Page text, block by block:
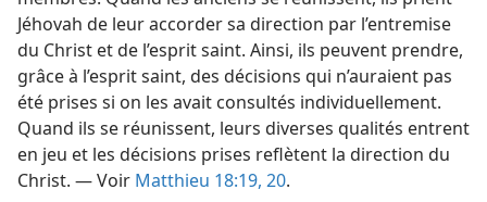
Jéhovah de leur accorder sa direction par l’entremise
du Christ et de l’esprit saint. Ainsi, ils peuvent prendre,
grâce à l’esprit saint, des décisions qui n’auraient pas
été prises si on les avait consultés individuellement.
Quand ils se réunissent, leurs diverses qualités entrent
en jeu et les décisions prises reflètent la direction du
Christ. — Voir Matthieu 18:19, 20.